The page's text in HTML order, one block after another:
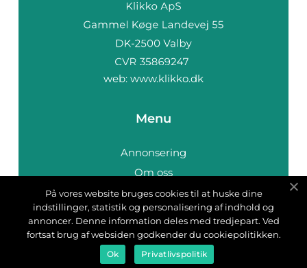
web: www.klikko.dk
Menu
Annonsering
Om oss
Cookies
Kontakta oss
Sitemap
På vores website bruges cookies til at huske dine
indstillinger, statistik og personalisering af indhold og
annoncer. Denne information deles med tredjepart. Ved
fortsat brug af websiden godkender du cookiepolitikken.
Ok Privatlivspolitik